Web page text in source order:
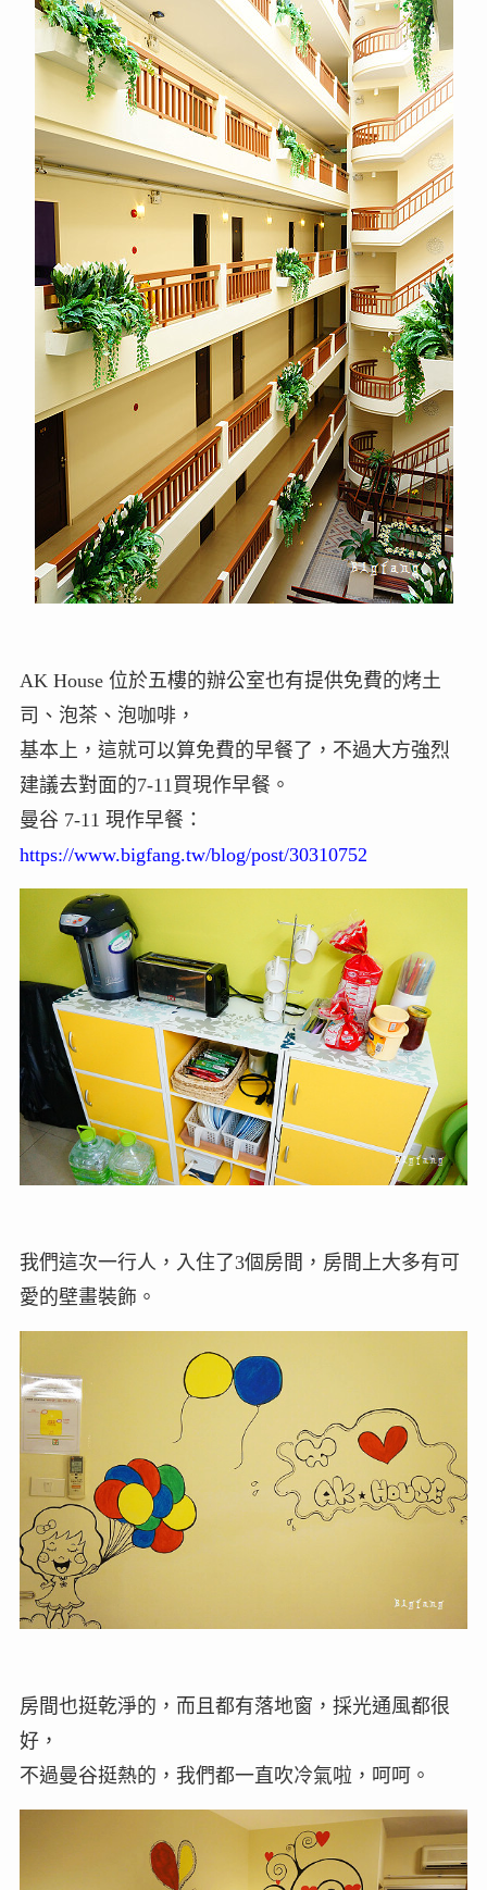
AK House 位於五樓的辦公室也有提供免費的烤土
司、泡茶、泡咖啡，
基本上，這就可以算免費的早餐了，不過大方強烈
建議去對面的7-11買現作早餐。
曼谷 7-11 現作早餐：
https://www.bigfang.tw/blog/post/30310752
我們這次一行人，入住了3個房間，房間上大多有可
愛的壁畫裝飾。
房間也挺乾淨的，而且都有落地窗，採光通風都很
好，
不過曼谷挺熱的，我們都一直吹冷氣啦，呵呵。